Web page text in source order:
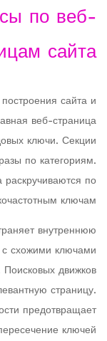
по веб-
сайта
сайта и
веб-страница
ключи. Секции
по категориям.
по
ключам.
внутреннюю
схожими ключами
движков
страницу.
предотвращает
ключей.